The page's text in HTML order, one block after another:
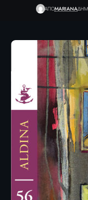
ΑΠΟMARIANA